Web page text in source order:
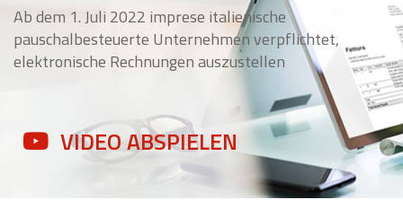
Ab dem 1. Juli 2022 imprese italienische
pauschalbesteuerte Unternehmen verpflichtet,
elektronische Rechnungen auszustellen
VIDEO ABSPIELEN